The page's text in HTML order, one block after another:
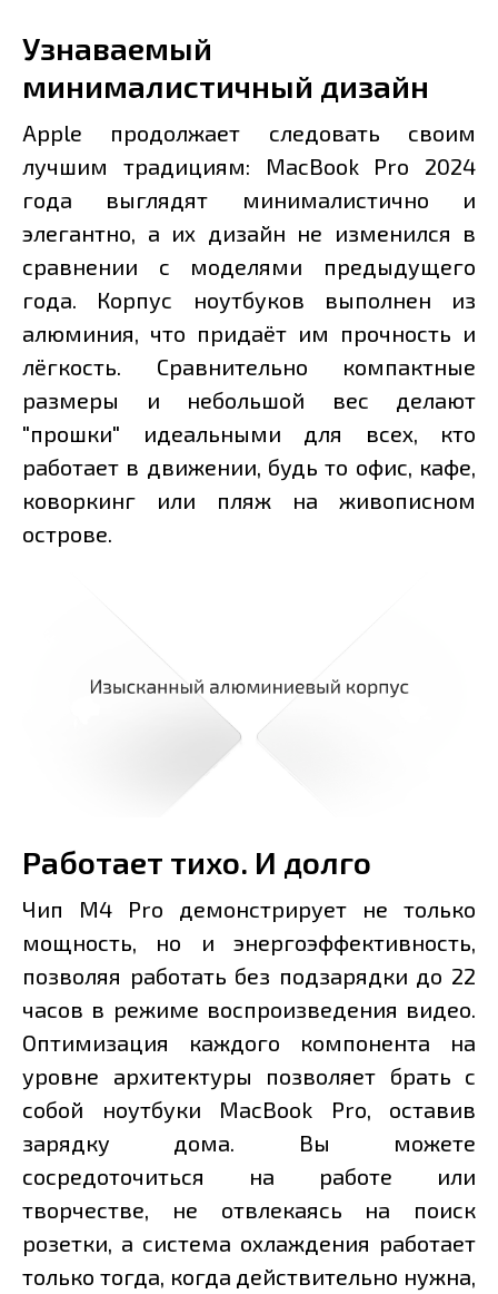
Узнаваемый
минималистичный дизайн
Apple продолжает следовать своим
лучшим традициям: MacBook Pro 2024
года выглядят минималистично и
элегантно, а их дизайн не изменился в
сравнении с моделями предыдущего
года. Корпус ноутбуков выполнен из
алюминия, что придаёт им прочность и
лёгкость. Сравнительно компактные
размеры и небольшой вес делают
"прошки" идеальными для всех, кто
работает в движении, будь то офис, кафе,
коворкинг или пляж на живописном
острове.
Работает тихо. И долго
Чип M4 Pro демонстрирует не только
мощность, но и энергоэффективность,
позволяя работать без подзарядки до 22
часов в режиме воспроизведения видео.
Оптимизация каждого компонента на
уровне архитектуры позволяет брать с
собой ноутбуки MacBook Pro, оставив
зарядку дома. Вы можете
сосредоточиться на работе или
творчестве, не отвлекаясь на поиск
розетки, а система охлаждения работает
только тогда, когда действительно нужна,